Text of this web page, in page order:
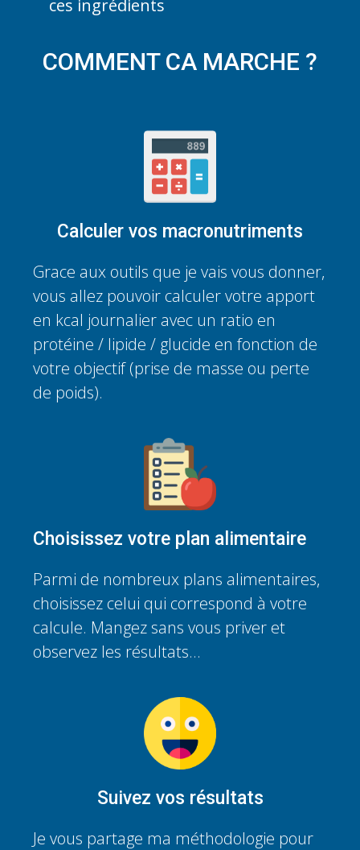
ces ingrédients
COMMENT CA MARCHE ?
Calculer vos macronutriments
Grace aux outils que je vais vous donner,
vous allez pouvoir calculer votre apport
en kcal journalier avec un ratio en
protéine / lipide / glucide en fonction de
votre objectif (prise de masse ou perte
de poids).
Choisissez votre plan alimentaire
Parmi de nombreux plans alimentaires,
choisissez celui qui correspond à votre
calcule. Mangez sans vous priver et
observez les résultats...
Suivez vos résultats
Je vous partage ma méthodologie pour